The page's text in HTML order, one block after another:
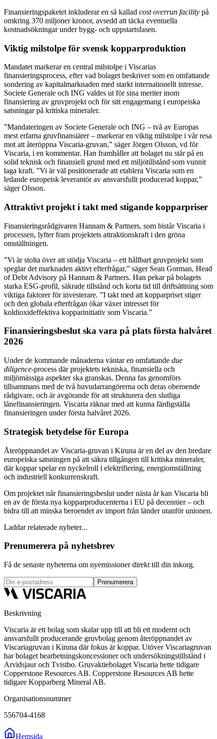
Finansieringspaketet inkluderar en så kallad cost overrun facility på
omkring 370 miljoner kronor, avsedd att täcka eventuella
kostnadsökningar under bygg- och uppstartsfasen.
Viktig milstolpe för svensk kopparproduktion
Mandatet markerar en central milstolpe i Viscarias
finansieringsprocess, efter vad bolaget beskriver som en omfattande
sondering av kapitalmarknaden med starkt internationellt intresse.
Societe Generale och ING valdes ut för sina meriter inom
finansiering av gruvprojekt och för sitt engagemang i europeiska
satsningar på kritiska mineraler.
”Mandateringen av Societe Generale och ING – två av Europas
mest erfarna gruvfinansiärer – markerar en viktig milstolpe i vår resa
mot att återöppna Viscaria-gruvan,” säger Jörgen Olsson, vd för
Viscaria, i en kommentar. Han framhåller att bolaget nu står på en
solid teknisk och finansiell grund med ett miljötillstånd som vunnit
laga kraft. ”Vi är väl positionerade att etablera Viscaria som en
ledande europeisk leverantör av ansvarsfullt producerad koppar,”
säger Olsson.
Attraktivt projekt i takt med stigande kopparpriser
Finansieringsrådgivaren Hannam & Partners, som bistår Viscaria i
processen, lyfter fram projektets attraktionskraft i den gröna
omställningen.
”Vi är stolta över att stödja Viscaria – ett hållbart gruvprojekt som
speglar det marknaden aktivt efterfrågar,” säger Sean Gorman, Head
of Debt Advisory på Hannam & Partners. Han pekar på bolagets
starka ESG-profil, säkrade tillstånd och korta tid till driftsättning som
viktiga faktorer för investerare. ”I takt med att kopparpriset stiger
och den globala efterfrågan ökar växer intresset för
koldioxideffektiva kopparinitiativ som Viscaria.”
Finansieringsbeslut ska vara på plats första halvåret
2026
Under de kommande månaderna väntar en omfattande due
diligence-process där projektets tekniska, finansiella och
miljömässiga aspekter ska granskas. Denna fas genomförs
tillsammans med de två huvudarrangörerna och deras oberoende
rådgivare, och är avgörande för att strukturera den slutliga
lånefinansieringen. Viscaria räknar med att kunna färdigställa
finansieringen under första halvåret 2026.
Strategisk betydelse för Europa
Återöppnandet av Viscaria-gruvan i Kiruna är en del av den bredare
europeiska satsningen på att säkra tillgången till kritiska mineraler,
där koppar spelar en nyckelroll i elektrifiering, energiomställning
och industriell konkurrenskraft.
Om projektet når finansieringsbeslut under nästa år kan Viscaria bli
en av de första nya kopparproducenterna i EU på decennier – och
bidra till att minska beroendet av import från länder utanför unionen.
Laddar relaterade nyheter...
Prenumerera på nyhetsbrev
Få de senaste nyheterna om nyemissioner direkt till din inkorg.
Prenumerera
Beskrivning
Viscaria är ett bolag som skalar upp till att bli ett modernt och
ansvarsfullt producerande gruvbolag genom återöppnandet av
Viscariagruvan i Kiruna där fokus är koppar. Utöver Viscariagruvan
har bolaget bearbetningskoncessioner och undersökningstillstånd i
Arvidsjaur och Tvistbo. Gruvaktiebolaget Viscaria hette tidigare
Copperstone Resources AB. Copperstone Resources AB hette
tidigare Kopparberg Mineral AB.
Organisationsnummer
556704-4168
Hemsida